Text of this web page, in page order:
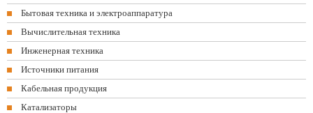
Бытовая техника и электроаппаратура
Вычислительная техника
Инженерная техника
Источники питания
Кабельная продукция
Катализаторы